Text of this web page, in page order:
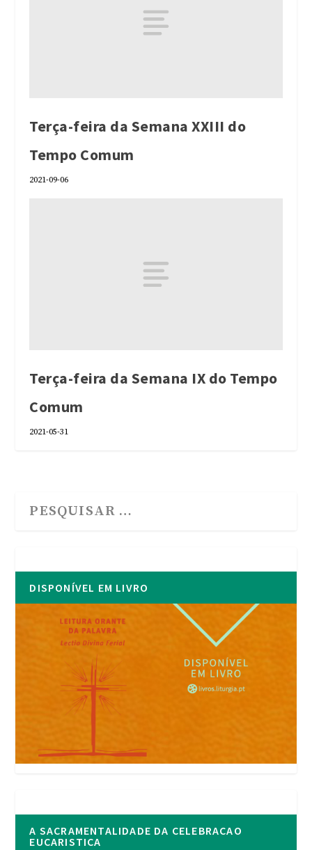
Terça-feira da Semana XXIII do
Tempo Comum
2021-09-06
Terça-feira da Semana IX do Tempo
Comum
2021-05-31
DISPONÍVEL EM LIVRO
A SACRAMENTALIDADE DA CELEBRACAO
EUCARISTICA